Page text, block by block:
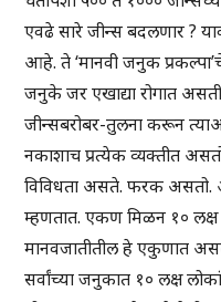
एवढे सारे जीन्स बदलणार ?
आहे. ते ‘मानवी जनुक
जनुके जर एखाद्या रोगात
जीन्सबरोबर-तुलना करून
नकाशाच प्रत्येक व्यक्तीत
विविधता असते. फरक असतो.
म्हणतात. एकण मिळन १०
मानवजातीतील हे एकुणात
सर्वांच्या जनुकात १० लक्ष